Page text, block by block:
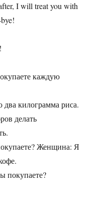
I will treat you with
каждую
килограмма риса.
делать
Женщина: Я
покупаете?